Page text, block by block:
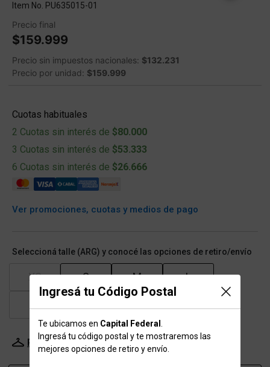
Ingresá tu Código Postal
Te ubicamos en Capital Federal
Ingresá tu código postal y te mostraremos las
mejores opciones de retiro y envío.
Item No. PU635015-01
Precio final
$159.999
Precio sin impuestos nacionales: $132.231
Precio por unidad: $159.999
Cuotas habituales
2 Cuotas sin interés de $80.000
3 Cuotas sin interés de $53.333
6 Cuotas sin interés de $26.666
Ver promociones, cuotas y medios de pago
Seleccioná talle (ARG) y conocé las opciones de retiro/envío
XS S M L
Probador Virtual Tabla de talles